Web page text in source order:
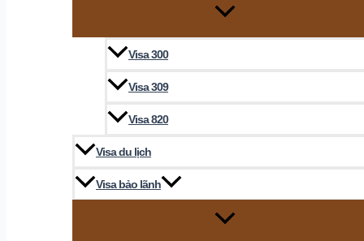
Visa 300
Visa 309
Visa 820
Visa du lịch
Visa bảo lãnh